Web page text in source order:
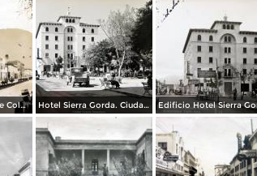
Hotel Palacio y Calle Colon, Hotel Sierra Gorda. Ciudad Victoria Tamaulipas ( Circulada el 25 de Agosto de 1939 ).